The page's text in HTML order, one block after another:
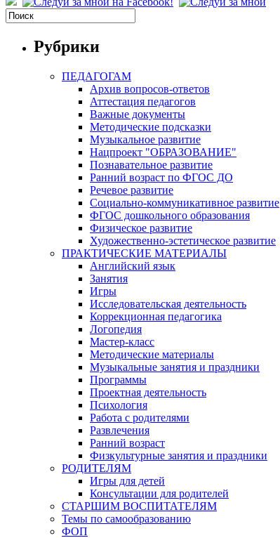
Рубрики
ПЕДАГОГАМ
Архив вопросов-ответов
Аттестация педагогов
Важные документы
Методические подсказки
Музыкальное развитие
Нацпроект "ОБРАЗОВАНИЕ"
Познавательное развитие
Ранний возраст по ФГОС ДО
Речевое развитие
Социально-коммуникативное развитие
ФГОС дошкольного образования
Физическое развитие
Художественно-эстетическое развитие
ПРАКТИЧЕСКИЕ МАТЕРИАЛЫ
Английский язык
Занятия
Игры
Исследовательская деятельность
Коррекционная педагогика
Логопедия
Мастер-класс
Методические материалы
Музыкальные занятия и праздники
Программы
Проектная деятельность
Психология
Работа с родителями
Развлечения
Ранний возраст
Физкультурные занятия и праздники
РОДИТЕЛЯМ
Игры для детей
Консультации для родителей
СТАРШИМ ВОСПИТАТЕЛЯМ
Темы по самообразованию
ФОП